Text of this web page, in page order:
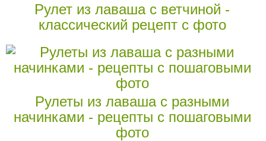
Рулет из лаваша с ветчиной -
классический рецепт с фото
Рулеты из лаваша с разными
начинками - рецепты с пошаговыми
фото